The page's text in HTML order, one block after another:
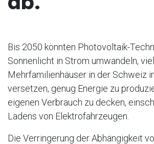
Bis 2050 könnten Photovoltaik-
Sonnenlicht in Strom umwandeln,
Mehrfamilienhäuser in der Schweiz
versetzen, genug Energie zu
eigenen Verbrauch zu decken,
Ladens von Elektrofahrzeugen.
Die Verringerung der Abhängigkeit